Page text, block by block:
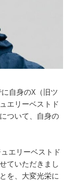
自身のX（旧ツ
エリーベストド
ついて、自身の
エリーベストド
ていただきまし
を、大変光栄に